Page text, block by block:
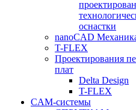
оснастки
nanoCAD
T-FLEX
Проектирования
плат
Delta Design
T-FLEX
CAM-системы